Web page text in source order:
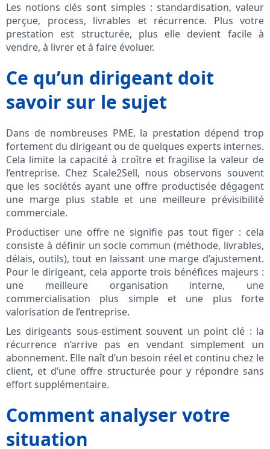
Les notions clés sont simples : standardisation, valeur
perçue, process, livrables et récurrence. Plus votre
prestation est structurée, plus elle devient facile à
vendre, à livrer et à faire évoluer.
Ce qu’un dirigeant doit
savoir sur le sujet
Dans de nombreuses PME, la prestation dépend trop
fortement du dirigeant ou de quelques experts internes.
Cela limite la capacité à croître et fragilise la valeur de
l’entreprise. Chez Scale2Sell, nous observons souvent
que les sociétés ayant une offre productisée dégagent
une marge plus stable et une meilleure prévisibilité
commerciale.
Productiser une offre ne signifie pas tout figer : cela
consiste à définir un socle commun (méthode, livrables,
délais, outils), tout en laissant une marge d’ajustement.
Pour le dirigeant, cela apporte trois bénéfices majeurs :
une meilleure organisation interne, une
commercialisation plus simple et une plus forte
valorisation de l’entreprise.
Les dirigeants sous-estiment souvent un point clé : la
récurrence n’arrive pas en vendant simplement un
abonnement. Elle naît d’un besoin réel et continu chez le
client, et d’une offre structurée pour y répondre sans
effort supplémentaire.
Comment analyser votre
situation